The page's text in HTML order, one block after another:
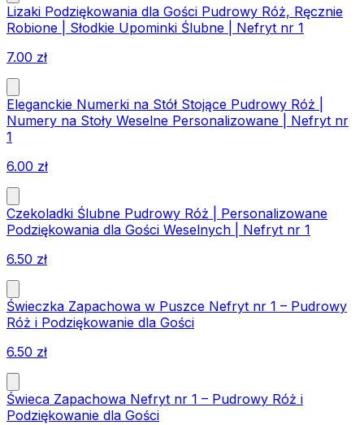
Lizaki Podziękowania dla Gości Pudrowy Róż, Ręcznie
Robione | Słodkie Upominki Ślubne | Nefryt nr 1
7.00 zł
Eleganckie Numerki na Stół Stojące Pudrowy Róż |
Numery na Stoły Weselne Personalizowane | Nefryt nr
1
6.00 zł
Czekoladki Ślubne Pudrowy Róż | Personalizowane
Podziękowania dla Gości Weselnych | Nefryt nr 1
6.50 zł
Świeczka Zapachowa w Puszce Nefryt nr 1 – Pudrowy
Róż i Podziękowanie dla Gości
6.50 zł
Świeca Zapachowa Nefryt nr 1 – Pudrowy Róż i
Podziękowanie dla Gości